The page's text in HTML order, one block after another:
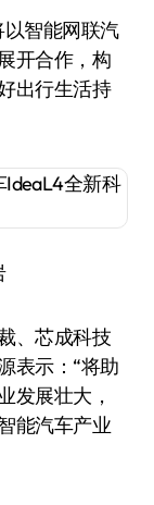
智能网联汽
开合作，构
出行生活持
、芯成科技
表示：“将助
发展壮大，
能汽车产业